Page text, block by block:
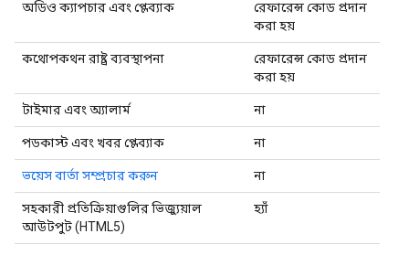
অডিও ক্যাপচার এবং প্লেব্যাক
রেফারেন্স কোড প্রদান
করা হয়
কথোপকথন রাষ্ট্র ব্যবস্থাপনা
রেফারেন্স কোড প্রদান
করা হয়
টাইমার এবং অ্যালার্ম না
পডকাস্ট এবং খবর প্লেব্যাক না
ভয়েস বার্তা সম্প্রচার করুন না
সহকারী প্রতিক্রিয়াগুলির ভিজ্যুয়াল
আউটপুট (HTML5)
হ্যাঁ